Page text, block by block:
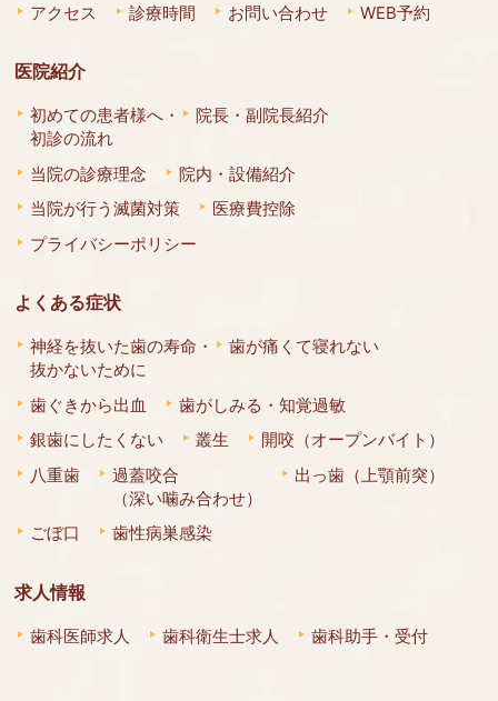
アクセス 診療時間 お問い合わせ WEB予約
医院紹介
初めての患者様へ・
初診の流れ
院長・副院長紹介
当院の診療理念
院内・設備紹介
当院が行う滅菌対策
医療費控除
プライバシーポリシー
よくある症状
神経を抜いた歯の寿命・
抜かないために
歯が痛くて寝れない
歯ぐきから出血
歯がしみる・知覚過敏
銀歯にしたくない
叢生
開咬（オープンバイト）
八重歯
過蓋咬合
（深い噛み合わせ）
出っ歯（上顎前突）
ごぼ口 歯性病巣感染
求人情報
歯科医師求人 歯科衛生士求人 歯科助手・受付